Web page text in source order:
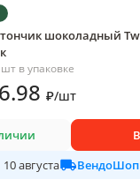
шоколадный
в упаковке
.98 ₽/шт
10 августа
ВендоШоп